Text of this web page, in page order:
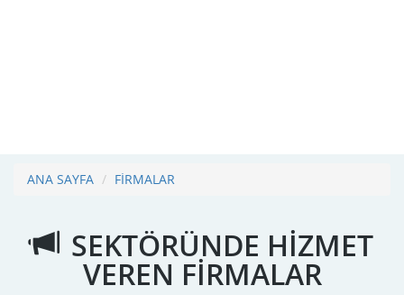
ANA SAYFA FİRMALAR
SEKTÖRÜNDE HİZMET
VEREN FİRMALAR